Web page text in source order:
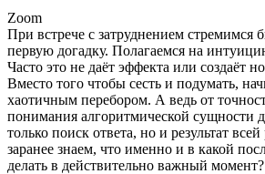
Zoom
При встрече с затруднением стремимся
первую догадку. Полагаемся на
Часто это не даёт эффекта или создаёт
Вместо того чтобы сесть и подумать,
хаотичным перебором. А ведь от
понимания алгоритмической сущности
только поиск ответа, но и результат
заранее знаем, что именно и в какой
делать в действительно важный момент?